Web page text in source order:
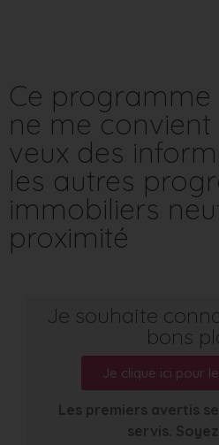
Ce
ne me
veux des
les autres
immobiliers
proximité
Je souhaite
bons
Je clique ici pour
Les premiers avertis
servis. Soyez